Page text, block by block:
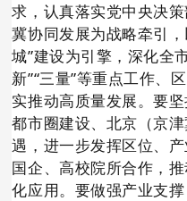
求，认真落实党中央决
冀协同发展为战略牵引
城”建设为引擎，深化全
新”“三量”等重点工作、
实推动高质量发展。要
都市圈建设、北京（京
遇，进一步发挥区位、
国企、高校院所合作，
化应用。要做强产业支